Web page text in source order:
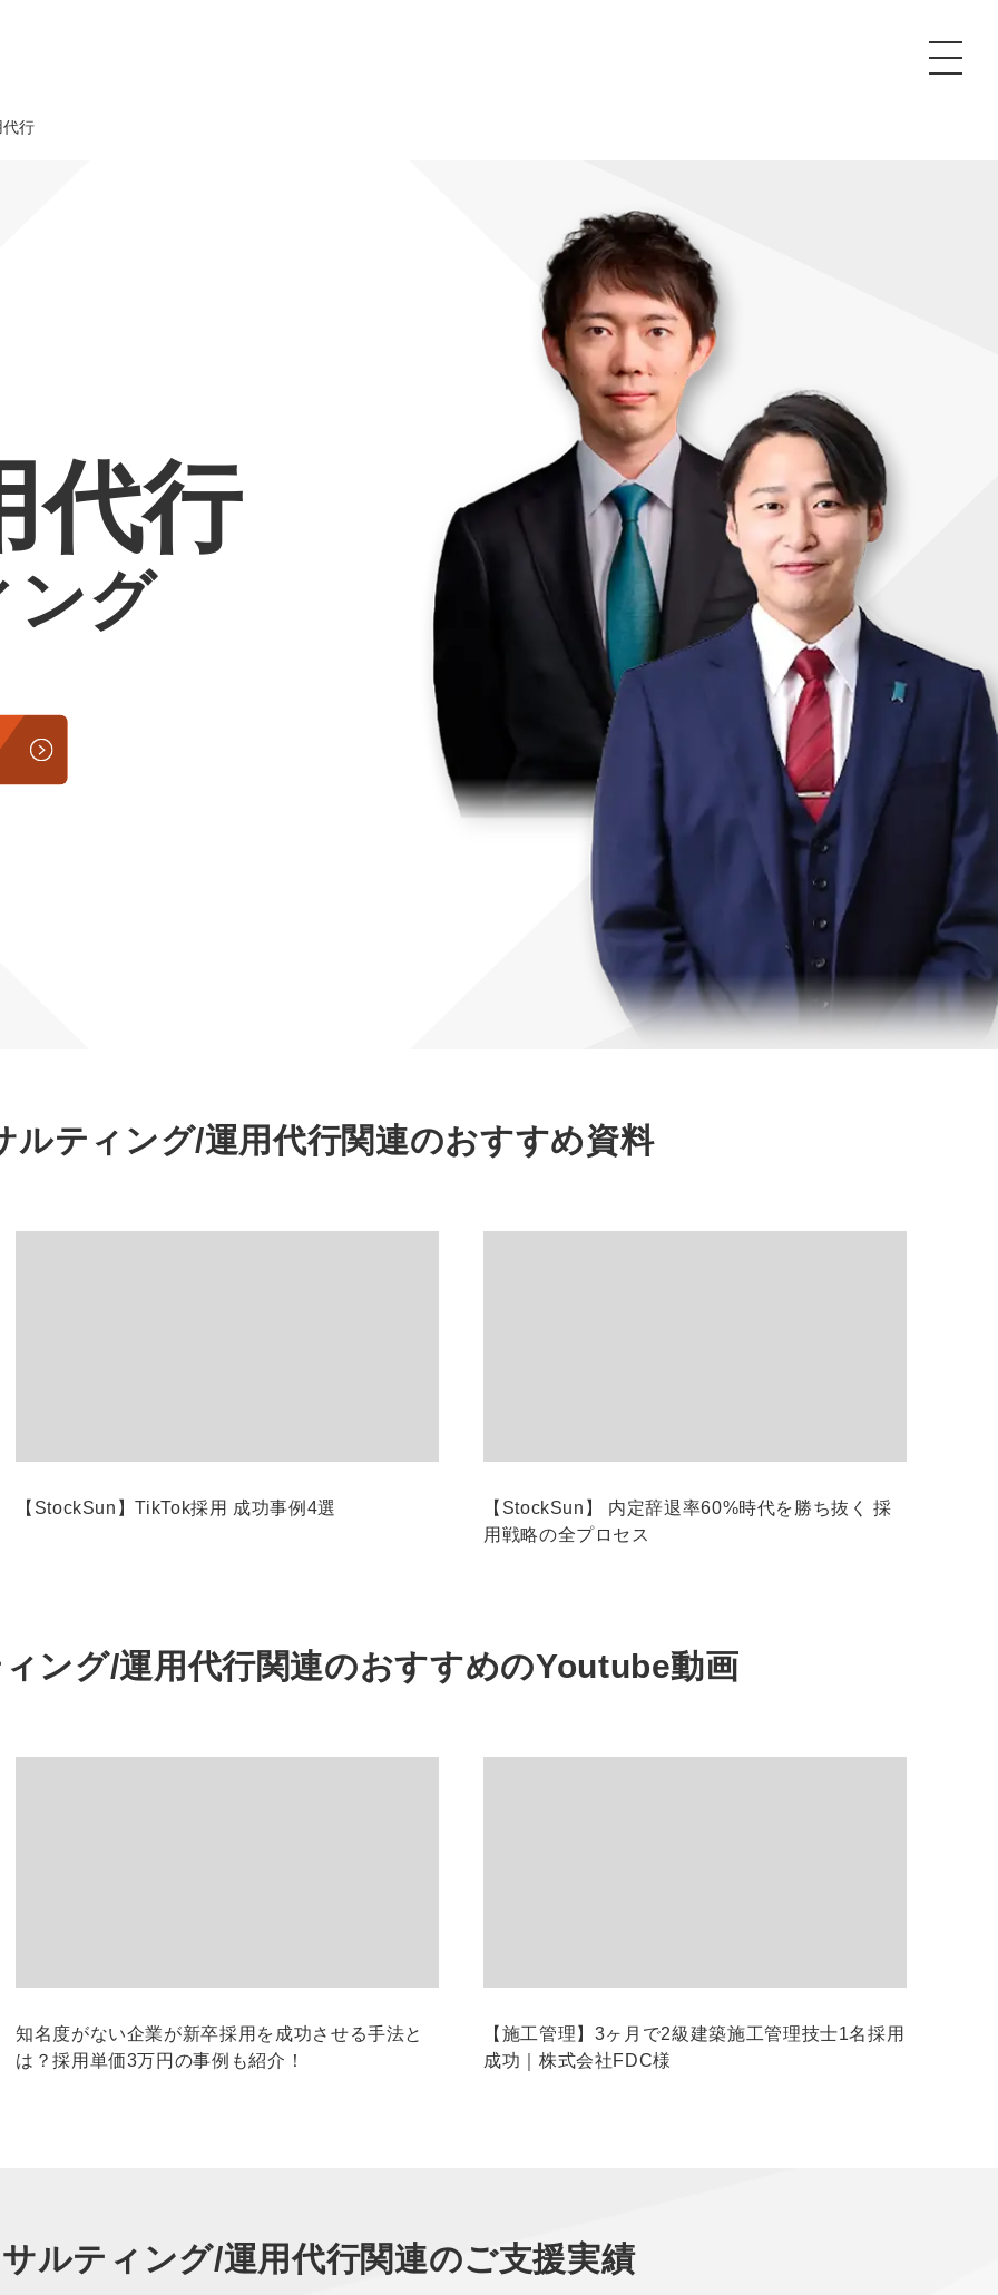
コンサルタント一覧
品質ガイドライン
社内コンペ
定額制Webマーケティング代行『マキトルくん』
定額制営業代行『カリトルくん』
定額制採用代行・RPO『トルトルくん』
営業改善特化の動画制作『動画でカリトルくん』
定額LINE運用代行『LINEマキトルくん』
格安でAI導入支援『あいのりAI』
拡散付1日密着動画制作『まるごと社長』
1本無料で記事を制作『SEOトライアル』
定額制LP制作・改善『最強LP』
採用YouTubeチャンネル構築『トリトル』
料金表 広告運用
YouTubeディレクター
会社概要・役員紹介
ミッション・ビジョン・バリュー
取締役メッセージ（株本祐己）
業務委託
認定パートナー
常勤監査役
募集要項一覧
代行
代行
ング
ルティング/運用代行関連のおすすめ資料
【StockSun】TikTok採用 成功事例4選
【StockSun】 内定辞退率60%時代を勝ち抜く 採
用戦略の全プロセス
ング/運用代行関連のおすすめのYoutube動画
知名度がない企業が新卒採用を成功させる手法と
は？採用単価3万円の事例も紹介！
【施工管理】3ヶ月で2級建築施工管理技士1名採用
成功｜株式会社FDC様
ルティング/運用代行関連のご支援実績